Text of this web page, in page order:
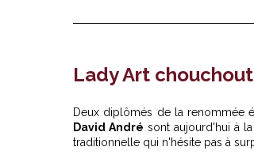
Lady Art
Deux diplômés de la renommée
David André sont aujourd'hui à
traditionnelle qui n'hésite pas à